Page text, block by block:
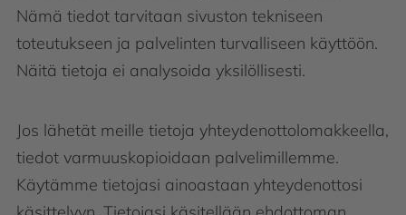
Nämä tiedot tarvitaan sivuston tekniseen
toteutukseen ja palvelinten turvalliseen käyttöön.
Näitä tietoja ei analysoida yksilöllisesti.
Jos lähetät meille tietoja yhteydenottolomakkeella,
tiedot varmuuskopioidaan palvelimillemme.
Käytämme tietojasi ainoastaan yhteydenottosi